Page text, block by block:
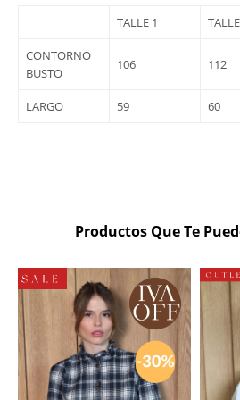
TALLE 1
CONTORNO
BUSTO
106 112
LARGO 59 60
Productos Que Te